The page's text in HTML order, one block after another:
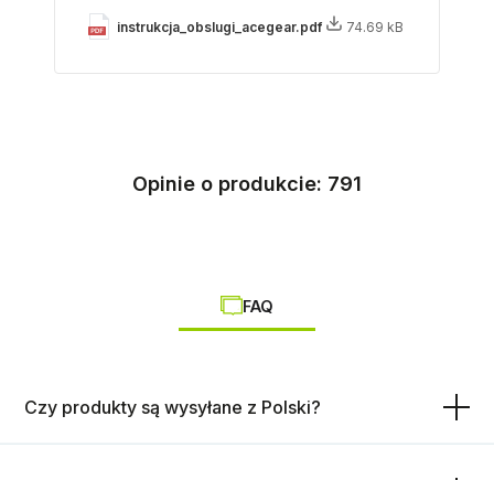
instrukcja_obslugi_acegear.pdf 74.69 kB
Opinie o produkcie: 791
FAQ
Czy produkty są wysyłane z Polski?